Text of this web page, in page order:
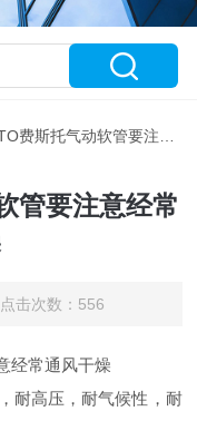
托气动软管要注意经常通风干燥
管要注意经常
击次数：556
经常通风干燥
耐高压，耐气候性，耐